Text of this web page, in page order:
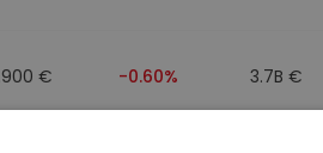
€ -0.60% 3.7B €